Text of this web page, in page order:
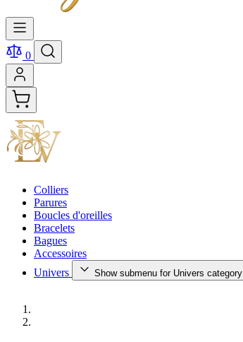
0
Colliers
Parures
Boucles d'oreilles
Bracelets
Bagues
Accessoires
Univers
Show submenu for Univers category